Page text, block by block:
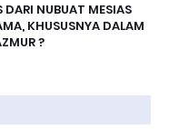
NUBUAT MESIAS
KHUSUSNYA DALAM
?